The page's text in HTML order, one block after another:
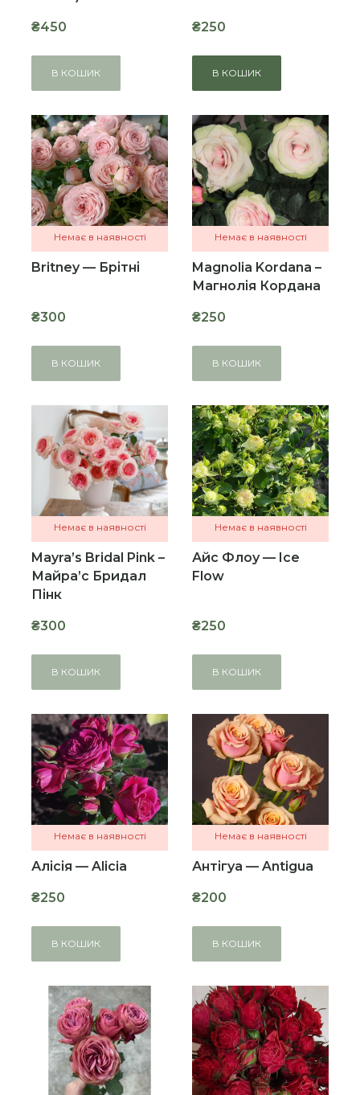
₴450
В КОШИК
₴250
В КОШИК
Немає в наявності
Britney — Брітні
₴300
В КОШИК
Немає в наявності
Magnolia Kordana –
Магнолія Кордана
₴250
В КОШИК
Немає в наявності
Mayra’s Bridal Pink –
Майра’с Бридал
Пінк
₴300
В КОШИК
Немає в наявності
Айс Флоу — Ice
Flow
₴250
В КОШИК
Немає в наявності
Алісія — Alicia
₴250
В КОШИК
Немає в наявності
Антігуа — Antigua
₴200
В КОШИК